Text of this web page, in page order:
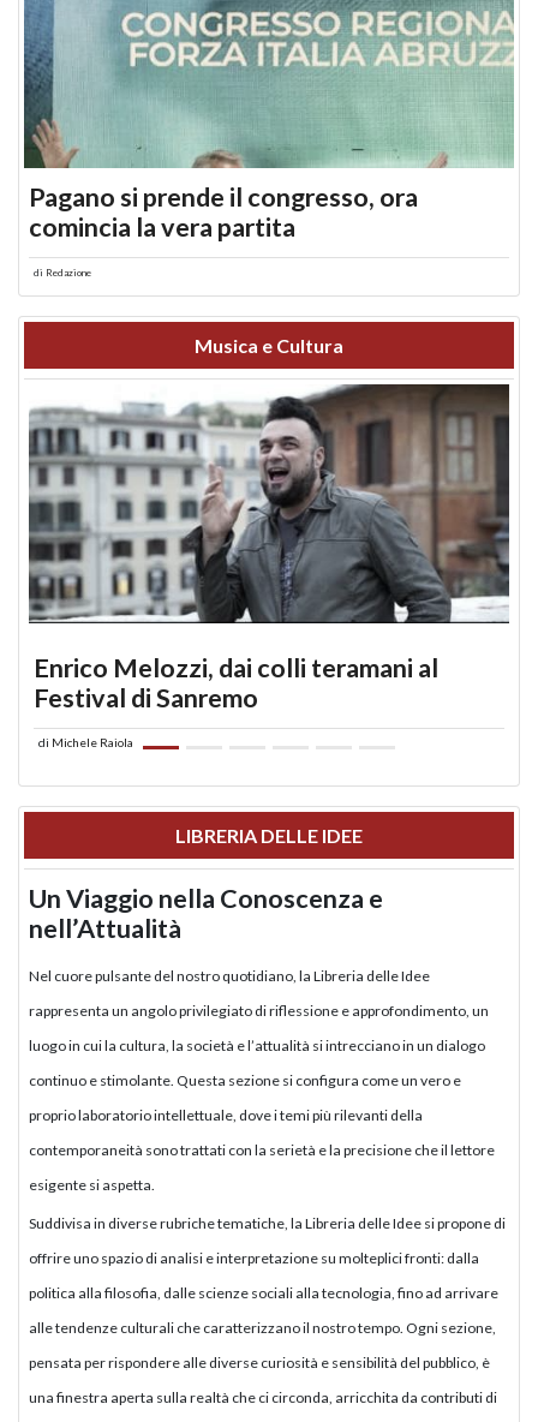
Pagano si prende il congresso, ora
comincia la vera partita
di Redazione
Musica e Cultura
Enrico Melozzi, dai colli teramani al
Festival di Sanremo
di Michele Raiola
LIBRERIA DELLE IDEE
Un Viaggio nella Conoscenza e
nell’Attualità
Nel cuore pulsante del nostro quotidiano, la Libreria delle Idee
rappresenta un angolo privilegiato di riflessione e approfondimento, un
luogo in cui la cultura, la società e l’attualità si intrecciano in un dialogo
continuo e stimolante. Questa sezione si configura come un vero e
proprio laboratorio intellettuale, dove i temi più rilevanti della
contemporaneità sono trattati con la serietà e la precisione che il lettore
esigente si aspetta.
Suddivisa in diverse rubriche tematiche, la Libreria delle Idee si propone di
offrire uno spazio di analisi e interpretazione su molteplici fronti: dalla
politica alla filosofia, dalle scienze sociali alla tecnologia, fino ad arrivare
alle tendenze culturali che caratterizzano il nostro tempo. Ogni sezione,
pensata per rispondere alle diverse curiosità e sensibilità del pubblico, è
una finestra aperta sulla realtà che ci circonda, arricchita da contributi di